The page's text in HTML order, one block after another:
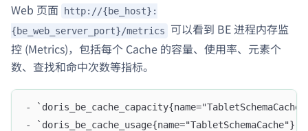
Web 页面
http://{be_host}:
{be_web_server_port}/metrics
可以看到 BE 进程内存监
控 (Metrics)，包括每个 Cache 的容量、使用率、元素个
数、查找和命中次数等指标。
- `doris_be_cache_capacity{name="TabletSchemaCache"}
- `doris_be_cache_usage{name="TabletSchemaCache"}